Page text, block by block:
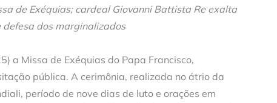
de Exéquias; cardeal Giovanni Battista Re exalta
dos marginalizados
a Missa de Exéquias do Papa Francisco,
pública. A cerimônia, realizada no átrio da
período de nove dias de luto e orações em